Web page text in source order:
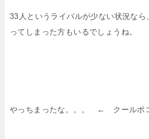
33人というライバルが少ない状況なら
ってしまった方もいるでしょうね。
やっちまったな。。。 ← クールポ